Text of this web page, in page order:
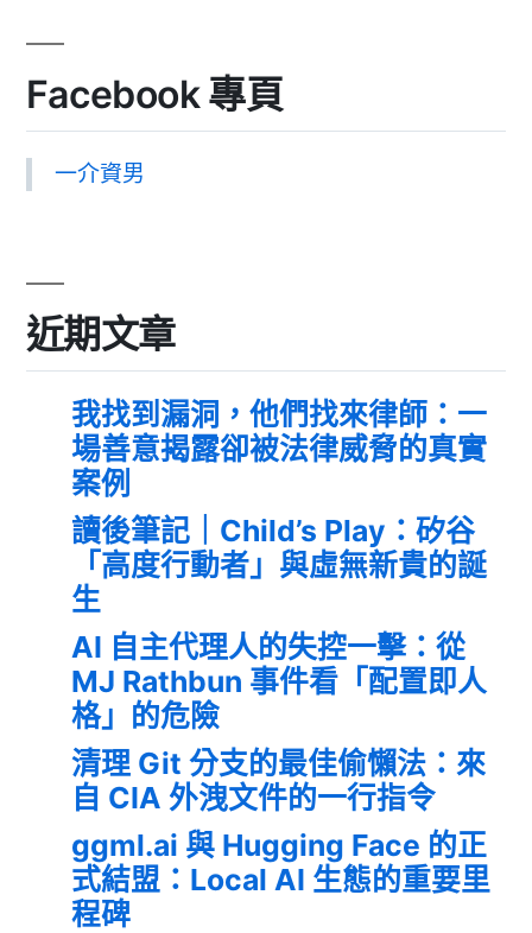
Facebook 專頁
一介資男
近期文章
我找到漏洞，他們找來律師：一
場善意揭露卻被法律威脅的真實
案例
讀後筆記｜Child’s Play：矽谷
「高度行動者」與虛無新貴的誕
生
AI 自主代理人的失控一擊：從
MJ Rathbun 事件看「配置即人
格」的危險
清理 Git 分支的最佳偷懶法：來
自 CIA 外洩文件的一行指令
ggml.ai 與 Hugging Face 的正
式結盟：Local AI 生態的重要里
程碑